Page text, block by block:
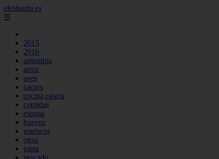
elesbardu.es
☰
2015
2016
argentina
arroz
aves
carnes
cocina casera
comidas
espana
huevos
mariscos
otros
pasta
pescado